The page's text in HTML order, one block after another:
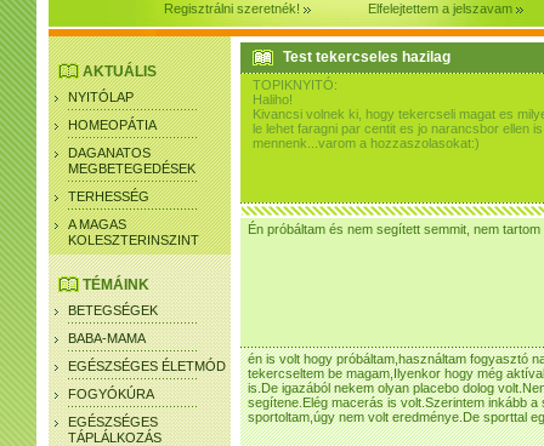
Regisztrálni szeretnék!
Elfelejtettem a jelszavam
AKTUÁLIS
NYITÓLAP
HOMEOPÁTIA
DAGANATOS
MEGBETEGEDÉSEK
TERHESSÉG
A MAGAS
KOLESZTERINSZINT
TÉMÁINK
BETEGSÉGEK
BABA-MAMA
EGÉSZSÉGES ÉLETMÓD
FOGYÓKÚRA
EGÉSZSÉGES
TÁPLÁLKOZÁS
Test tekercseles hazilag
TOPIKNYITÓ:
Haliho!
Kivancsi volnek ki, hogy tekercseli magat es
le lehet faragni par centit es jo narancsbor ellen
mennenk...varom a hozzaszolasokat:)
Én próbáltam és nem segített semmit, nem
én is volt hogy próbáltam,használtam fogyasztó
tekercseltem be magam,Ilyenkor hogy még
is.De igazából nekem olyan placebo dolog
segítene.Elég macerás is volt.Szerintem inkább a
sportoltam,úgy nem volt eredménye.De sporttal